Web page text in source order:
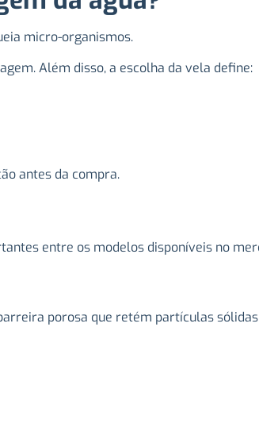
micro-organismos.
Além disso, a escolha da vela define:
antes da compra.
entre os modelos disponíveis no
porosa que retém partículas